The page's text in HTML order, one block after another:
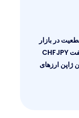
در بازار
می‌توانند باعث افزایش نوسان در جفت CHFJPY
ژاپن ارزهای